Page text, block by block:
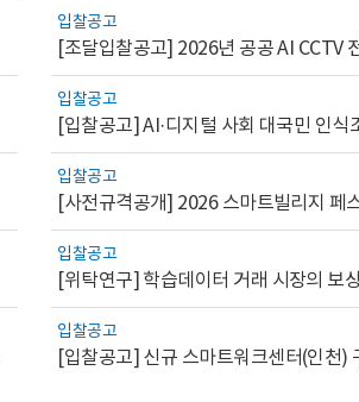
입찰공고
입찰공고
[입찰공고] AI·디지털 사회 대국민 인식
입찰공고
[사전규격공개] 2026 스마트빌리지 페
입찰공고
입찰공고
[입찰공고] 신규 스마트워크센터(인천)